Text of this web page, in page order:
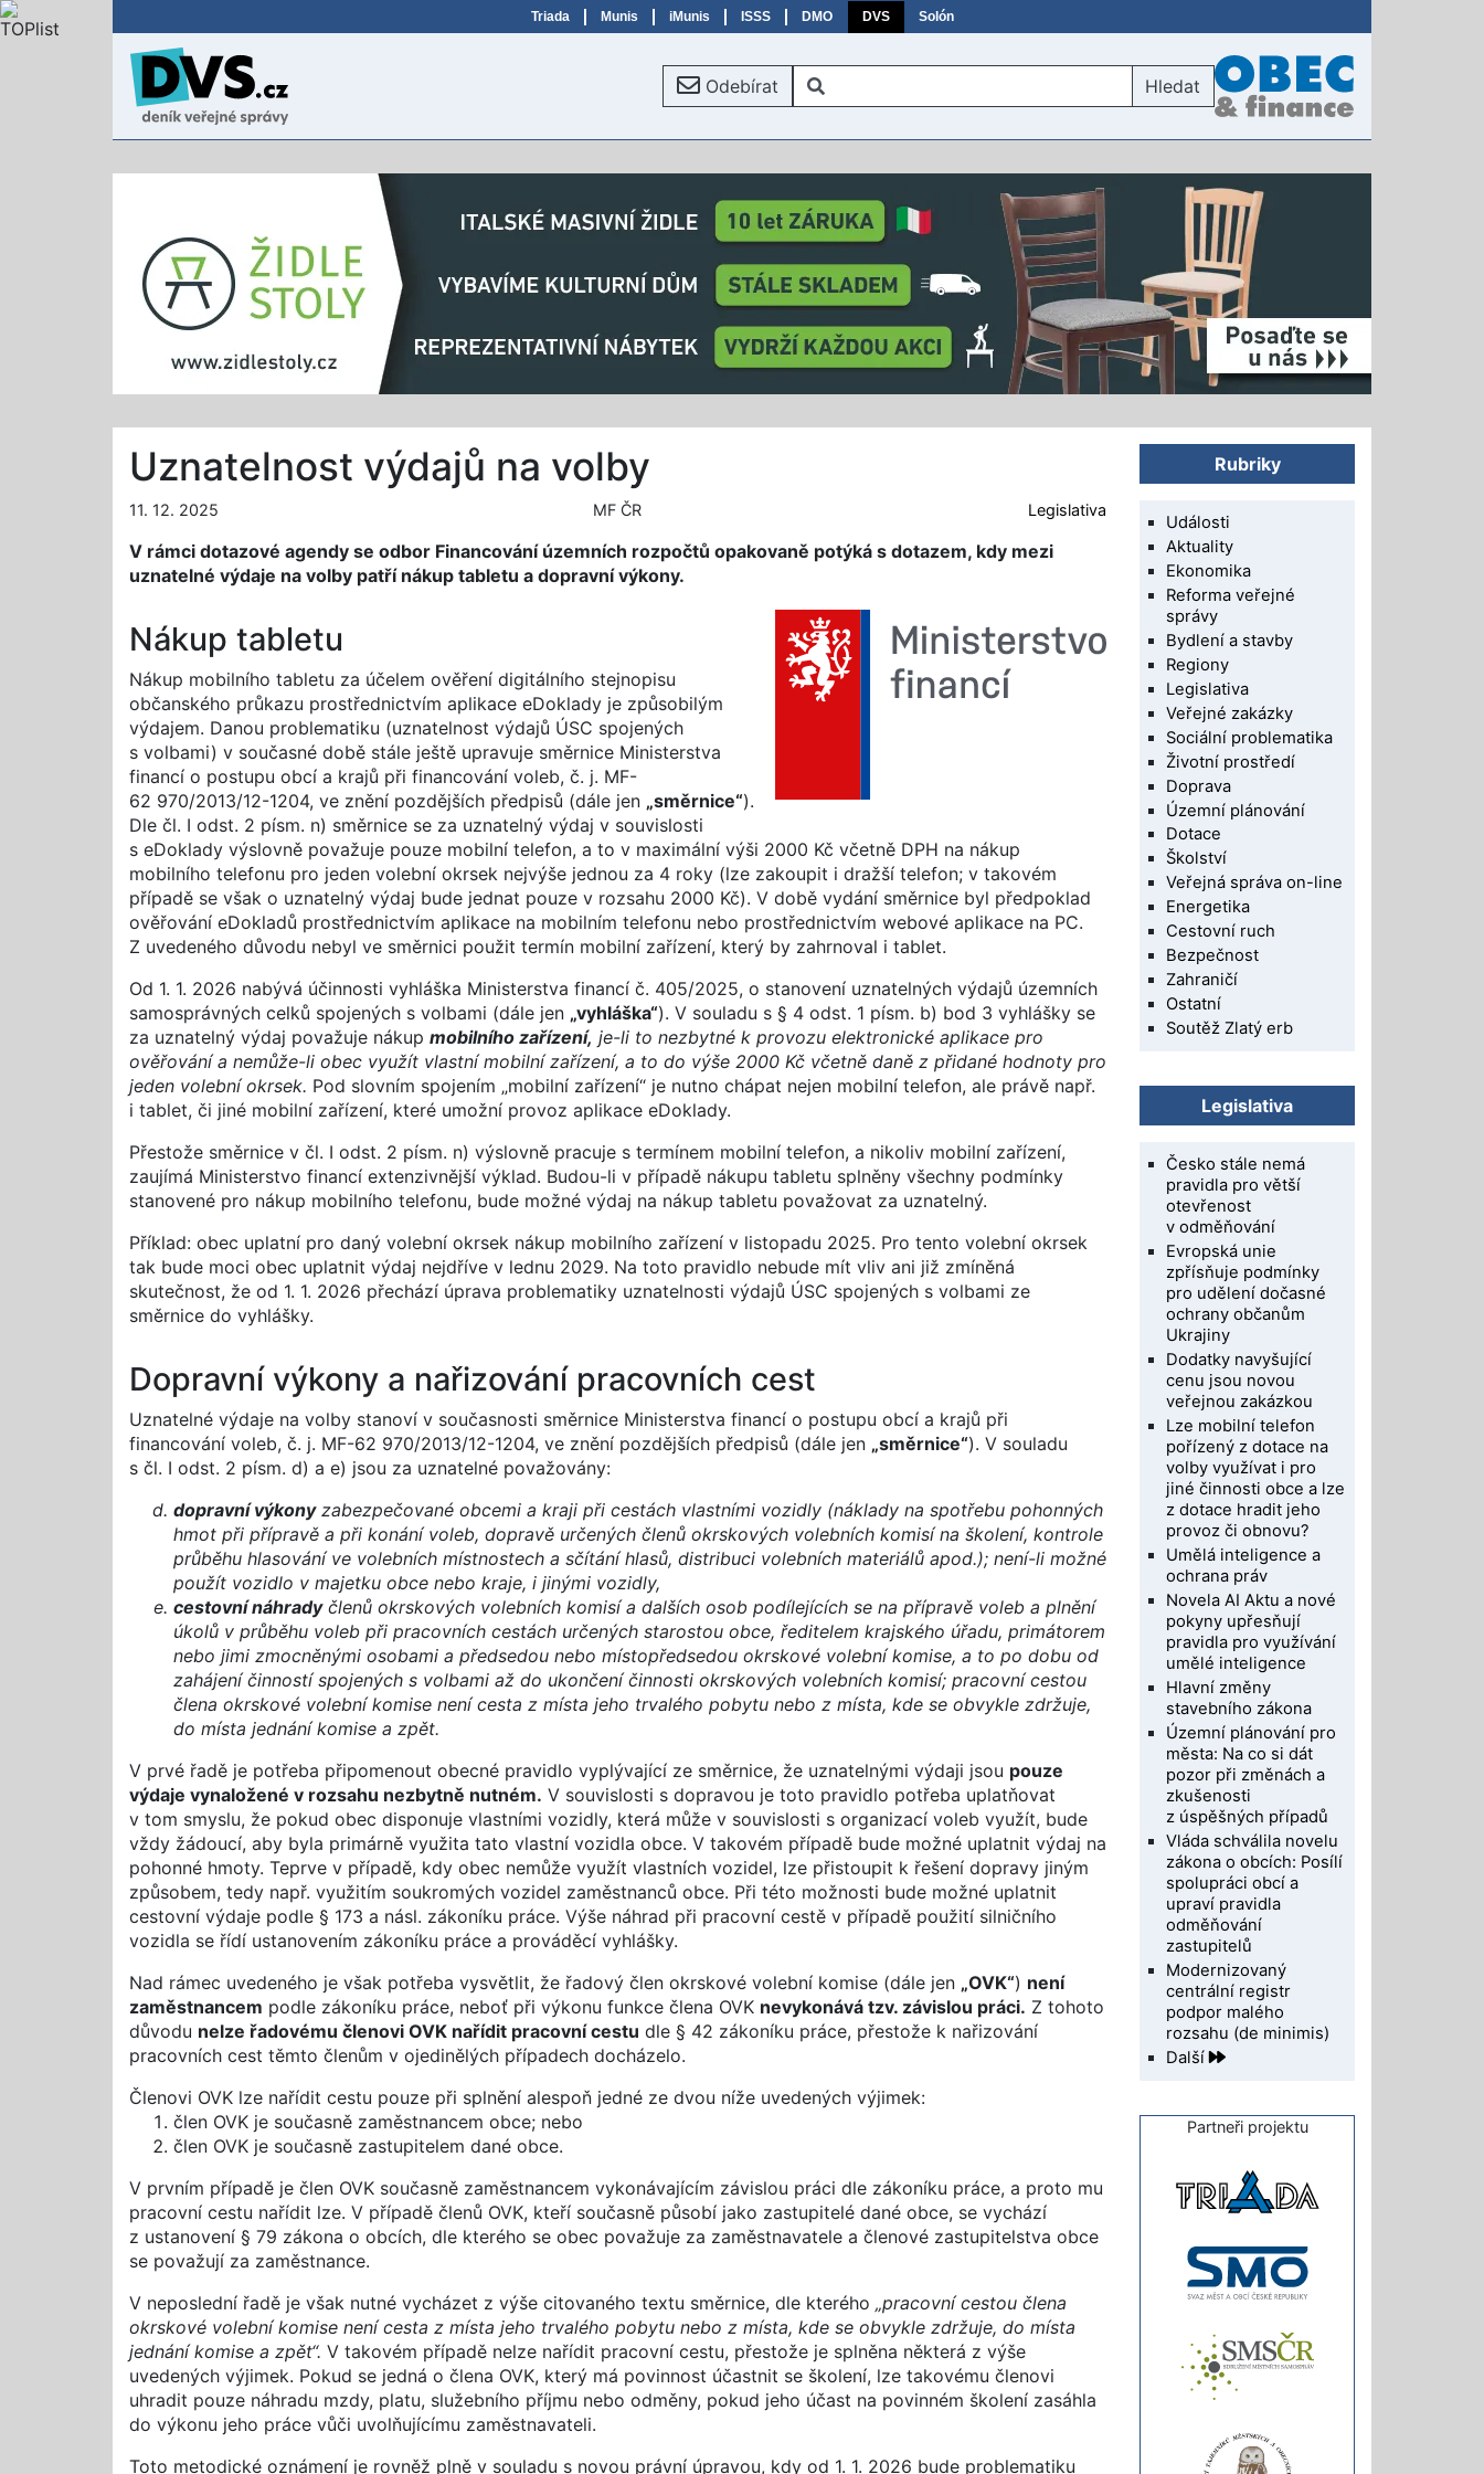
Triada Munis iMunis ISSS DMO DVS Solón
Odebírat Hledat
Uznatelnost výdajů na volby
11. 12. 2025 MF ČR Legislativa
V rámci dotazové agendy se odbor Financování územních rozpočtů opakovaně potýká s dotazem, kdy mezi
uznatelné výdaje na volby patří nákup tabletu a dopravní výkony.
Nákup tabletu
Nákup mobilního tabletu za účelem ověření digitálního stejnopisu
občanského průkazu prostřednictvím aplikace eDoklady je způsobilým
výdajem. Danou problematiku (uznatelnost výdajů ÚSC spojených
s volbami) v současné době stále ještě upravuje směrnice Ministerstva
financí o postupu obcí a krajů při financování voleb, č. j. MF-
62 970/2013/12-1204, ve znění pozdějších předpisů (dále jen „směrnice“).
Dle čl. I odst. 2 písm. n) směrnice se za uznatelný výdaj v souvislosti
s eDoklady výslovně považuje pouze mobilní telefon, a to v maximální výši 2000 Kč včetně DPH na nákup
mobilního telefonu pro jeden volební okrsek nejvýše jednou za 4 roky (lze zakoupit i dražší telefon; v takovém
případě se však o uznatelný výdaj bude jednat pouze v rozsahu 2000 Kč). V době vydání směrnice byl předpoklad
ověřování eDokladů prostřednictvím aplikace na mobilním telefonu nebo prostřednictvím webové aplikace na PC.
Z uvedeného důvodu nebyl ve směrnici použit termín mobilní zařízení, který by zahrnoval i tablet.
Od 1. 1. 2026 nabývá účinnosti vyhláška Ministerstva financí č. 405/2025, o stanovení uznatelných výdajů územních
samosprávných celků spojených s volbami (dále jen „vyhláška“). V souladu s § 4 odst. 1 písm. b) bod 3 vyhlášky se
za uznatelný výdaj považuje nákup mobilního zařízení, je-li to nezbytné k provozu elektronické aplikace pro
ověřování a nemůže-li obec využít vlastní mobilní zařízení, a to do výše 2000 Kč včetně daně z přidané hodnoty pro
jeden volební okrsek. Pod slovním spojením „mobilní zařízení“ je nutno chápat nejen mobilní telefon, ale právě např.
i tablet, či jiné mobilní zařízení, které umožní provoz aplikace eDoklady.
Přestože směrnice v čl. I odst. 2 písm. n) výslovně pracuje s termínem mobilní telefon, a nikoliv mobilní zařízení,
zaujímá Ministerstvo financí extenzivnější výklad. Budou-li v případě nákupu tabletu splněny všechny podmínky
stanovené pro nákup mobilního telefonu, bude možné výdaj na nákup tabletu považovat za uznatelný.
Příklad: obec uplatní pro daný volební okrsek nákup mobilního zařízení v listopadu 2025. Pro tento volební okrsek
tak bude moci obec uplatnit výdaj nejdříve v lednu 2029. Na toto pravidlo nebude mít vliv ani již zmíněná
skutečnost, že od 1. 1. 2026 přechází úprava problematiky uznatelnosti výdajů ÚSC spojených s volbami ze
směrnice do vyhlášky.
Dopravní výkony a nařizování pracovních cest
Uznatelné výdaje na volby stanoví v současnosti směrnice Ministerstva financí o postupu obcí a krajů při
financování voleb, č. j. MF-62 970/2013/12-1204, ve znění pozdějších předpisů (dále jen „směrnice“). V souladu
s čl. I odst. 2 písm. d) a e) jsou za uznatelné považovány:
dopravní výkonyzabezpečované obcemi a kraji při cestách vlastními vozidly (náklady na spotřebu pohonných
hmot při přípravě a při konání voleb, dopravě určených členů okrskových volebních komisí na školení, kontrole
průběhu hlasování ve volebních místnostech a sčítání hlasů, distribuci volebních materiálů apod.); není-li možné
použít vozidlo v majetku obce nebo kraje, i jinými vozidly,
cestovní náhradyčlenů okrskových volebních komisí a dalších osob podílejících se na přípravě voleb a plnění
úkolů v průběhu voleb při pracovních cestách určených starostou obce, ředitelem krajského úřadu, primátorem
nebo jimi zmocněnými osobami a předsedou nebo místopředsedou okrskové volební komise, a to po dobu od
zahájení činností spojených s volbami až do ukončení činnosti okrskových volebních komisí; pracovní cestou
člena okrskové volební komise není cesta z místa jeho trvalého pobytu nebo z místa, kde se obvykle zdržuje,
do místa jednání komise a zpět.
V prvé řadě je potřeba připomenout obecné pravidlo vyplývající ze směrnice, že uznatelnými výdaji jsou pouze
výdaje vynaložené v rozsahu nezbytně nutném. V souvislosti s dopravou je toto pravidlo potřeba uplatňovat
v tom smyslu, že pokud obec disponuje vlastními vozidly, která může v souvislosti s organizací voleb využít, bude
vždy žádoucí, aby byla primárně využita tato vlastní vozidla obce. V takovém případě bude možné uplatnit výdaj na
pohonné hmoty. Teprve v případě, kdy obec nemůže využít vlastních vozidel, lze přistoupit k řešení dopravy jiným
způsobem, tedy např. využitím soukromých vozidel zaměstnanců obce. Při této možnosti bude možné uplatnit
cestovní výdaje podle § 173 a násl. zákoníku práce. Výše náhrad při pracovní cestě v případě použití silničního
vozidla se řídí ustanovením zákoníku práce a prováděcí vyhlášky.
Nad rámec uvedeného je však potřeba vysvětlit, že řadový člen okrskové volební komise (dále jen „OVK“) není
zaměstnancem podle zákoníku práce, neboť při výkonu funkce člena OVK nevykonává tzv. závislou práci. Z tohoto
důvodu nelze řadovému členovi OVK nařídit pracovní cestu dle § 42 zákoníku práce, přestože k nařizování
pracovních cest těmto členům v ojedinělých případech docházelo.
Členovi OVK lze nařídit cestu pouze při splnění alespoň jedné ze dvou níže uvedených výjimek:
člen OVK je současně zaměstnancem obce; nebo
člen OVK je současně zastupitelem dané obce.
V prvním případě je člen OVK současně zaměstnancem vykonávajícím závislou práci dle zákoníku práce, a proto mu
pracovní cestu nařídit lze. V případě členů OVK, kteří současně působí jako zastupitelé dané obce, se vychází
z ustanovení § 79 zákona o obcích, dle kterého se obec považuje za zaměstnavatele a členové zastupitelstva obce
se považují za zaměstnance.
V neposlední řadě je však nutné vycházet z výše citovaného textu směrnice, dle kterého „pracovní cestou člena
okrskové volební komise není cesta z místa jeho trvalého pobytu nebo z místa, kde se obvykle zdržuje, do místa
jednání komise a zpět“. V takovém případě nelze nařídit pracovní cestu, přestože je splněna některá z výše
uvedených výjimek. Pokud se jedná o člena OVK, který má povinnost účastnit se školení, lze takovému členovi
uhradit pouze náhradu mzdy, platu, služebního příjmu nebo odměny, pokud jeho účast na povinném školení zasáhla
do výkonu jeho práce vůči uvolňujícímu zaměstnavateli.
Toto metodické oznámení je rovněž plně v souladu s novou právní úpravou, kdy od 1. 1. 2026 bude problematiku
Rubriky
Události
Aktuality
Ekonomika
Reforma veřejné
správy
Bydlení a stavby
Regiony
Legislativa
Veřejné zakázky
Sociální problematika
Životní prostředí
Doprava
Územní plánování
Dotace
Školství
Veřejná správa on-line
Energetika
Cestovní ruch
Bezpečnost
Zahraničí
Ostatní
Soutěž Zlatý erb
Legislativa
Česko stále nemá
pravidla pro větší
otevřenost
v odměňování
Evropská unie
zpřísňuje podmínky
pro udělení dočasné
ochrany občanům
Ukrajiny
Dodatky navyšující
cenu jsou novou
veřejnou zakázkou
Lze mobilní telefon
pořízený z dotace na
volby využívat i pro
jiné činnosti obce a lze
z dotace hradit jeho
provoz či obnovu?
Umělá inteligence a
ochrana práv
Novela AI Aktu a nové
pokyny upřesňují
pravidla pro využívání
umělé inteligence
Hlavní změny
stavebního zákona
Územní plánování pro
města: Na co si dát
pozor při změnách a
zkušenosti
z úspěšných případů
Vláda schválila novelu
zákona o obcích: Posílí
spolupráci obcí a
upraví pravidla
odměňování
zastupitelů
Modernizovaný
centrální registr
podpor malého
rozsahu (de minimis)
Další
Partneři projektu